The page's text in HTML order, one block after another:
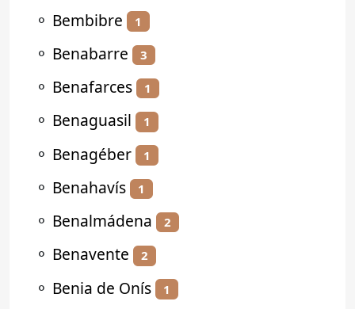
⚬ Bembibre 1
⚬ Benabarre 3
⚬ Benafarces 1
⚬ Benaguasil 1
⚬ Benagéber 1
⚬ Benahavís 1
⚬ Benalmádena 2
⚬ Benavente 2
⚬ Benia de Onís 1